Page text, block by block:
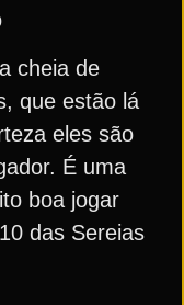
cheia de
que estão lá
eles são
É uma
boa jogar
das Sereias